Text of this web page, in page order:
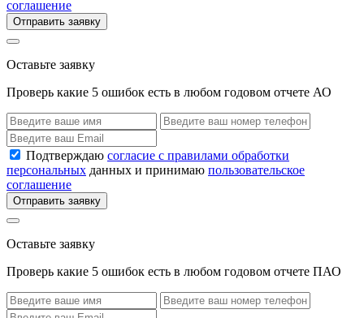
соглашение
Отправить заявку
Оставьте заявку
Проверь какие 5 ошибок есть в любом годовом отчете АО
Подтверждаю согласие с правилами обработки
персональных данных и принимаю пользовательское
соглашение
Отправить заявку
Оставьте заявку
Проверь какие 5 ошибок есть в любом годовом отчете ПАО